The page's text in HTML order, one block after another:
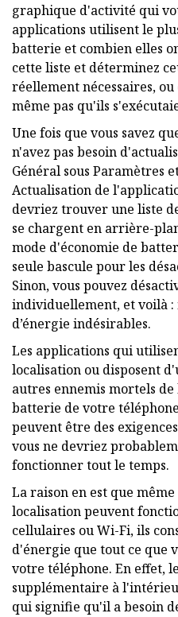
graphique d'activité qui
applications utilisent le
batterie et combien elles
cette liste et déterminez
réellement nécessaires,
même pas qu'ils
Une fois que vous savez
n'avez pas besoin
Général sous Paramètres
Actualisation de
devriez trouver une liste
se chargent en arrière-
mode d'économie de
seule bascule pour les
Sinon, vous pouvez
individuellement, et voilà :
d’énergie indésirables.
Les applications qui
localisation ou disposent
autres ennemis mortels
batterie de votre
peuvent être des
vous ne devriez
fonctionner tout le temps.
La raison en est que même
localisation peuvent
cellulaires ou Wi-Fi, ils
d'énergie que tout ce que
votre téléphone. En effet,
supplémentaire à
qui signifie qu'il a besoin